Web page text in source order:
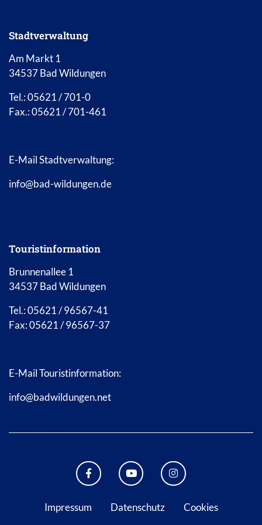
Stadtverwaltung
Am Markt 1
34537 Bad Wildungen
Tel.: 05621 / 701-0
Fax.: 05621 / 701-461
E-Mail Stadtverwaltung:
info@bad-wildungen.de
Touristinformation
Brunnenallee 1
34537 Bad Wildungen
Tel.: 05621 / 96567-41
Fax: 05621 / 96567-37
E-Mail Touristinformation:
info@badwildungen.net
FACEBOOK BAD WILDUNGEN
YOUTUBE KANAL STADT
INSTAGRAM
Impressum Datenschutz Cookies